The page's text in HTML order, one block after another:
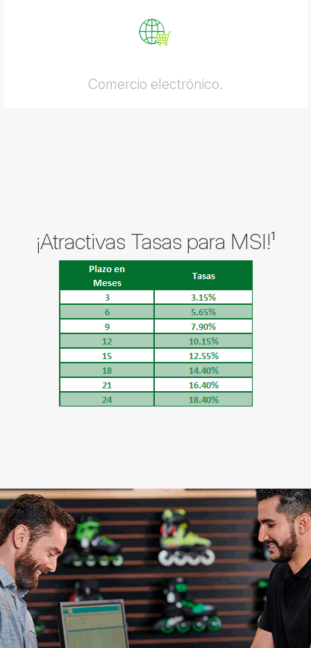
Comercio electrónico.
¡Atractivas Tasas para MSI!¹